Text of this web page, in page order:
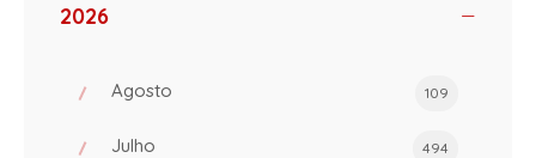
2026
Agosto 109
Julho 494